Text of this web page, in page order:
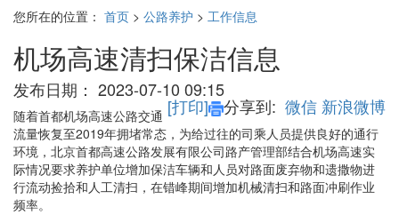
您所在的位置： 首页 > 公路养护 > 工作信息
机场高速清扫保洁信息
发布日期： 2023-07-10 09:15
[打印] 分享到: 微信 新浪微博
随着首都机场高速公路交通
流量恢复至2019年拥堵常态，为给过往的司乘人员提供良好的通行
环境，北京首都高速公路发展有限公司路产管理部结合机场高速实
际情况要求养护单位增加保洁车辆和人员对路面废弃物和遗撒物进
行流动捡拾和人工清扫，在错峰期间增加机械清扫和路面冲刷作业
频率。